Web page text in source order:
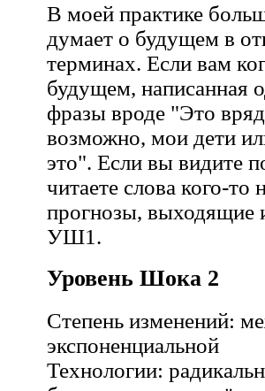
В моей практике
думает о будущем в
терминах. Если вам
будущем, написанная
фразы вроде "Это
возможно, мои дети
это". Если вы видите
читаете слова кого-
прогнозы, выходящие
УШ1.
Уровень Шока 2
Степень изменений:
экспоненциальной
Технологии: